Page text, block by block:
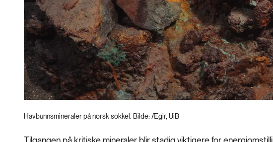
Havbunnsmineraler på norsk sokkel. Bilde: Ægir, UiB